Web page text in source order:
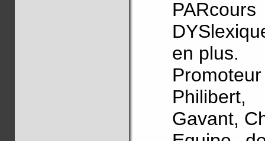
en plus.
Gavant,